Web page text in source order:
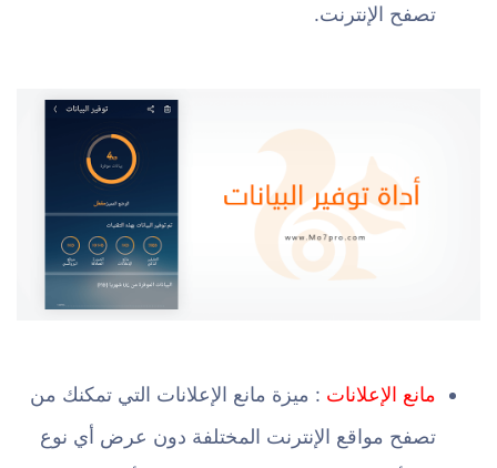
تصفح الإنترنت.
مانع الإعلانات : ميزة مانع الإعلانات التي تمكنك من
تصفح مواقع الإنترنت المختلفة دون عرض أي نوع